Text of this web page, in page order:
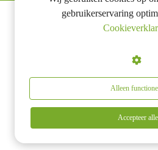
gebruikerservaring
Alleen
Accepteer alle